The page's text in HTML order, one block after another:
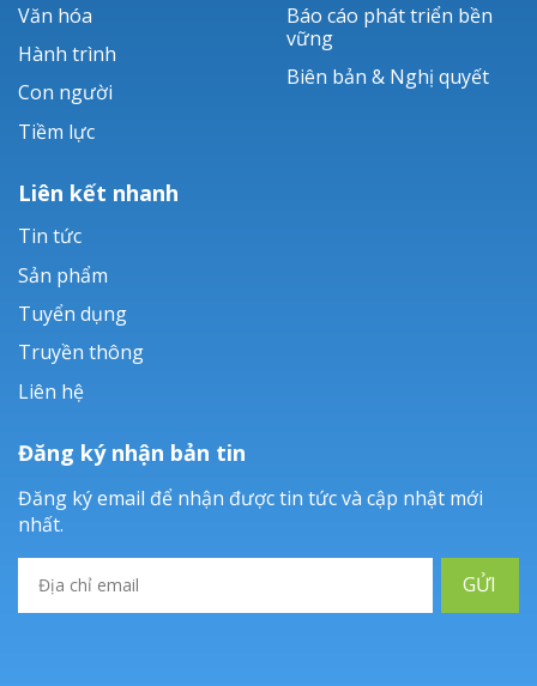
Văn hóa
Hành trình
Con người
Tiềm lực
Báo cáo phát triển bền
vững
Biên bản & Nghị quyết
Liên kết nhanh
Tin tức
Sản phẩm
Tuyển dụng
Truyền thông
Liên hệ
Đăng ký nhận bản tin
Đăng ký email để nhận được tin tức và cập nhật mới
nhất.
GỬI